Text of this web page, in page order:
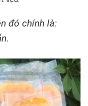
đó chính là: